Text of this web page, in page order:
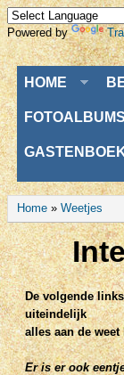
Powered by
Menu
HOME
FOTOALBUMS
U bent
Home » Weetjes
De volgende
uiteindelijk
alles aan de
Er is er ook